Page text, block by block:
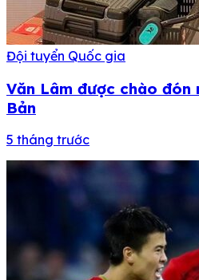
Đội tuyển Quốc gia
Văn Lâm được chào
Bản
5 tháng trước